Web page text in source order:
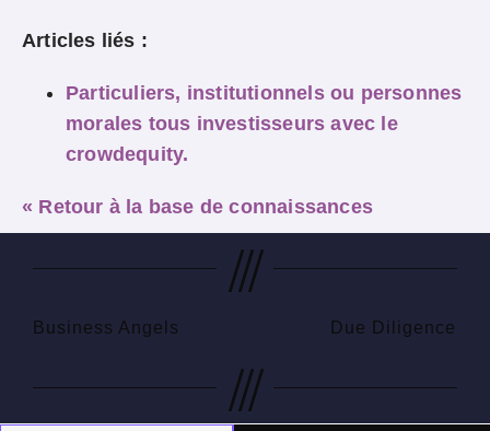
Articles liés :
Particuliers, institutionnels ou personnes
morales tous investisseurs avec le
crowdequity.
« Retour à la base de connaissances
///
Business Angels Due Diligence
///